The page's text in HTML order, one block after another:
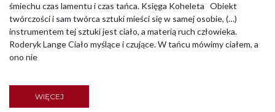
śmiechu czas lamentu i czas tańca. Księga Koheleta Obiekt
twórczości i sam twórca sztuki mieści się w samej osobie, (…)
instrumentem tej sztuki jest ciało, a materią ruch człowieka.
Roderyk Lange Ciało myślące i czujące. W tańcu mówimy ciałem, a
ono nie
WIĘCEJ